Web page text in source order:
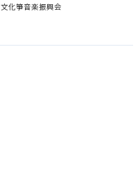
文化箏音楽振興会